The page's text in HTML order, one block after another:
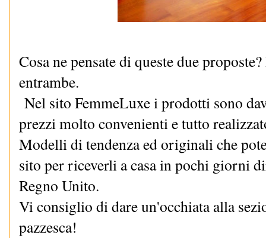
Cosa ne pensate di queste due
entrambe.
Nel sito FemmeLuxe i prodotti sono
prezzi molto convenienti e tutto
Modelli di tendenza ed originali che
sito per riceverli a casa in pochi giorni
Regno Unito.
Vi consiglio di dare un'occhiata alla
pazzesca!